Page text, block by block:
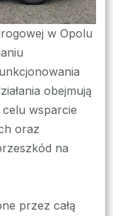
i
w Opolu
obejmują
wsparcie
oraz
na
przez całą